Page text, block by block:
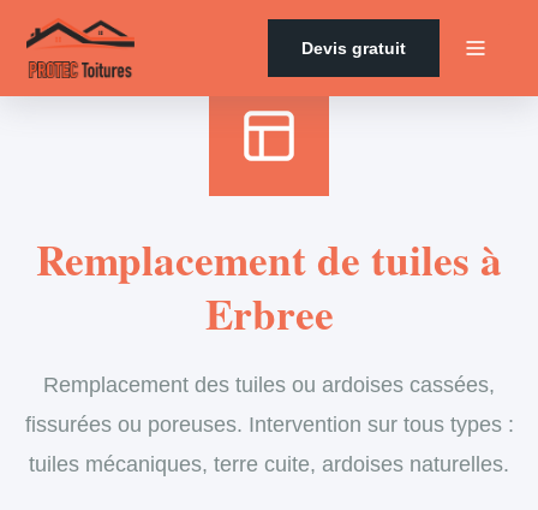
Devis gratuit
Remplacement de tuiles à
Erbree
Remplacement des tuiles ou ardoises cassées,
fissurées ou poreuses. Intervention sur tous types :
tuiles mécaniques, terre cuite, ardoises naturelles.